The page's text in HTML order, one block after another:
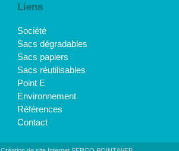
Liens
Société
Sacs dégradables
Sacs papiers
Sacs réutilisables
Point E
Environnement
Références
Contact